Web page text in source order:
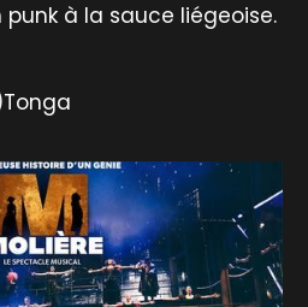
punk à la sauce liégeoise.